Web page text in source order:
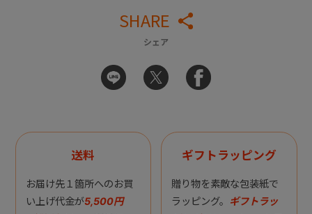
SHARE
シェア
送料
お届け先１箇所へのお買
い上げ代金が5,500円
ギフトラッピング
贈り物を素敵な包装紙で
ラッピング。 ギフトラッ